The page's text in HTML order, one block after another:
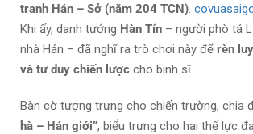
tranh Hán – Sở (năm 204 TCN).
Khi ấy, danh tướng Hàn Tín – người phò tá
nhà Hán – đã nghĩ ra trò chơi này để rèn
và tư duy chiến lược cho binh sĩ.
Bàn cờ tượng trưng cho chiến trường, chia
hà – Hán giới”, biểu trưng cho hai thế lực